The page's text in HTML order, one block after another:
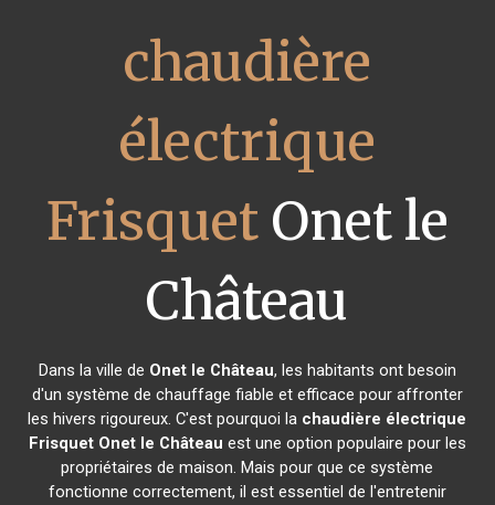
chaudière
électrique
FrisquetOnet le
Château
Dans la ville de Onet le Château, les habitants ont besoin
d'un système de chauffage fiable et efficace pour affronter
les hivers rigoureux. C'est pourquoi la chaudière électrique
Frisquet Onet le Château est une option populaire pour les
propriétaires de maison. Mais pour que ce système
fonctionne correctement, il est essentiel de l'entretenir